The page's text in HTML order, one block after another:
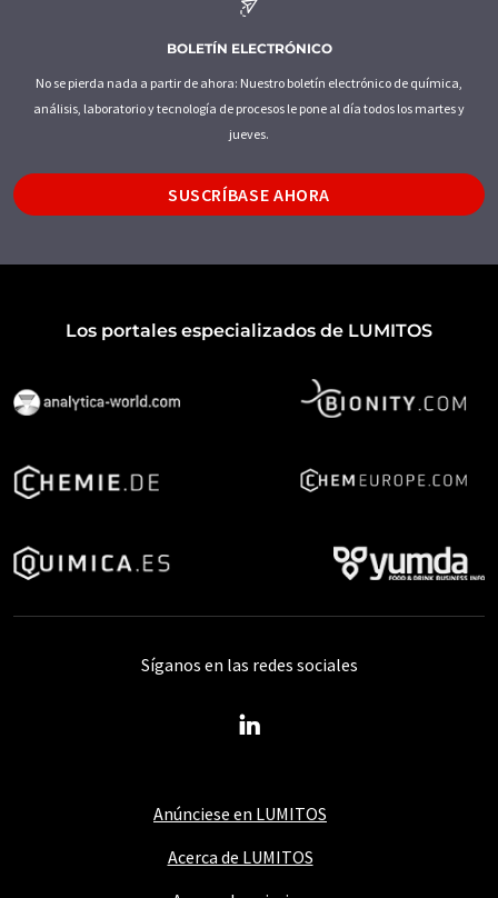
BOLETÍN ELECTRÓNICO
No se pierda nada a partir de ahora: Nuestro boletín electrónico de química,
análisis, laboratorio y tecnología de procesos le pone al día todos los martes y
jueves.
SUSCRÍBASE AHORA
Los portales especializados de LUMITOS
Anúnciese en LUMITOS
Acerca de LUMITOS
Síganos en las redes sociales